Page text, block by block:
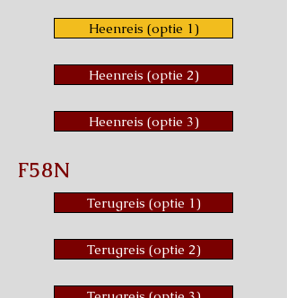
Heenreis (optie 1)
Heenreis (optie 2)
Heenreis (optie 3)
F58N
Terugreis (optie 1)
Terugreis (optie 2)